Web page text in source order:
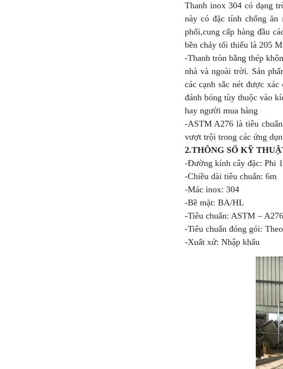
Thanh inox 304 có dạng
này có đặc tính chống ăn
phối,cung cấp hàng đầu
bền chảy tối thiểu là 205
-Thanh tròn bằng thép
nhà và ngoài trời. Sản
các cạnh sắc nét được
đánh bóng tùy thuộc vào
hay người mua hàng
-ASTM A276 là tiêu
vượt trội trong các ứng
2.THÔNG SỐ KỸ
-Đường kính cây đặc: Phi
-Chiều dài tiêu chuẩn: 6m
-Mác inox: 304
-Bề mặt: BA/HL
-Tiêu chuẩn: ASTM – A276
-Tiêu chuẩn đóng gói:
-Xuất xứ: Nhập khẩu